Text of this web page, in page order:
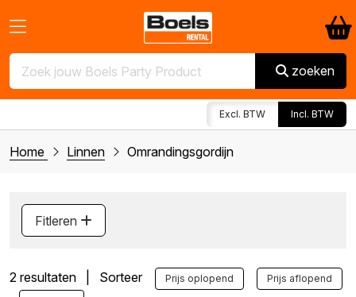
zoeken
Excl. BTW Incl. BTW
Home Linnen Omrandingsgordijn
Fitleren
2 resultaten | Sorteer Prijs oplopend
Prijs aflopend